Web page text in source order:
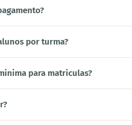
por turma?
para matriculas?